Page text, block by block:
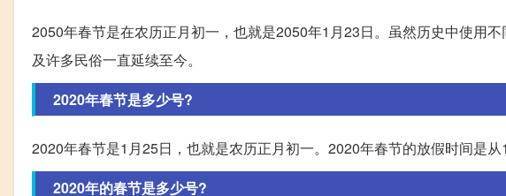
2050年春节是在农历正月初一，也就是2050年1月23日。虽然历史中使用
及许多民俗一直延续至今。
2020年春节是多少号?
2020年春节是1月25日，也就是农历正月初一。2020年春节的放假时间是
2020年的春节是多少号?